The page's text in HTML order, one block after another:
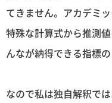
てきません。アカデミ
特殊な計算式から推測
んなが納得できる指標
なので私は独自解釈で